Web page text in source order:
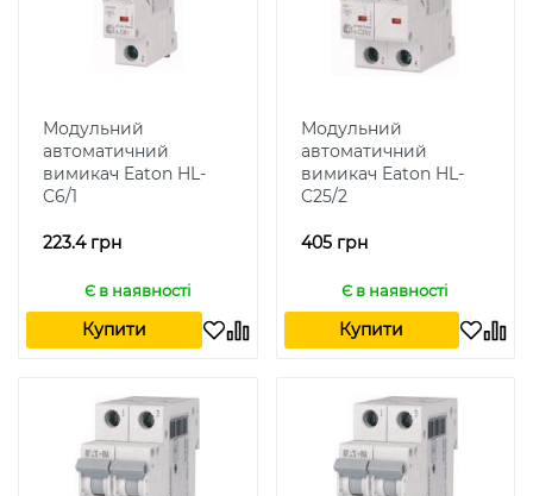
Модульний
автоматичний
вимикач Eaton HL-
C6/1
223.4 грн
Є в наявності
Купити
Модульний
автоматичний
вимикач Eaton HL-
C25/2
405 грн
Є в наявності
Купити